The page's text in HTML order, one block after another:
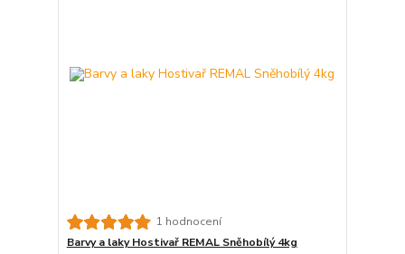
1 hodnocení
Barvy a laky Hostivař REMAL Sněhobílý 4kg